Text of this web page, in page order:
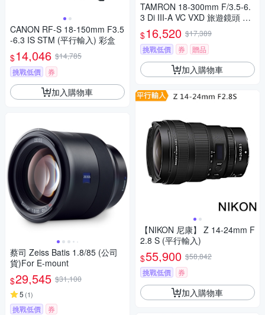
CANON RF-S 18-150mm F3.5
-6.3 IS STM (平行輸入) 彩盒
$14,046 $14,785
挑戰低價
券
加入購物車
蔡司 Zeiss Batis 1.8/85 (公司
貨)For E-mount
$29,545 $31,100
5 (1)
挑戰低價 券
TAMRON 18-300mm F/3.5-6.
3 Di III-A VC VXD 旅遊鏡頭 公
司貨 B061
$16,520 $17,389
挑戰低價
券 贈品
加入購物車
【NIKON 尼康】 Z 14-24mm F
2.8 S (平行輸入)
$55,900 $58,842
挑戰低價
券
加入購物車